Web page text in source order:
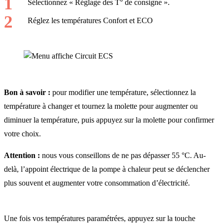
Sélectionnez « Réglage des T° de consigne ».
Réglez les températures Confort et ECO
Bon à savoir : pour modifier une température, sélectionnez la
température à changer et tournez la molette pour augmenter ou
diminuer la température, puis appuyez sur la molette pour confirmer
votre choix.
Attention : nous vous conseillons de ne pas dépasser 55 °C. Au-
delà, l’appoint électrique de la pompe à chaleur peut se déclencher
plus souvent et augmenter votre consommation d’électricité.
Une fois vos températures paramétrées, appuyez sur la touche